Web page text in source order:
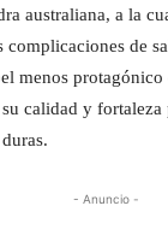
australiana, a la
complicaciones de
menos
calidad y fortaleza
- Anuncio -